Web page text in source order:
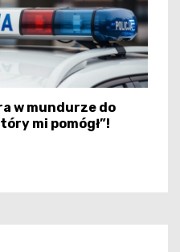
w mundurze do
mi pomógł”!